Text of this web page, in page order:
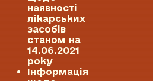
наявності
лікарських
засобів
станом на
14.06.2021
року
Інформація